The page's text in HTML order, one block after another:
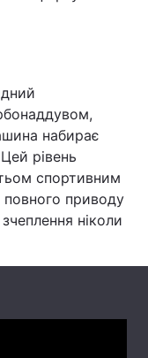
набирає
рівень
спортивним
повного приводу
ніколи